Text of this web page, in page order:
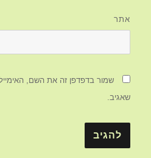
אתר
שמור בדפדפן זה את השם,
שאגיב.